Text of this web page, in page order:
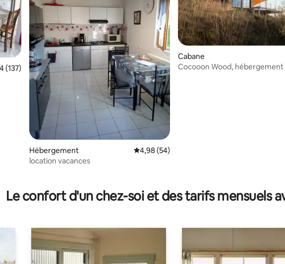
moyenne sur la base de 137 commentaires : 4,94 sur 5
(137)
Hébergement Évaluation moyenne sur la base de 54
4,98 (54)
location vacances
Cabane
Cocooon Wood, hébergement
Le confort d'un chez-soi et des tarifs mensuels